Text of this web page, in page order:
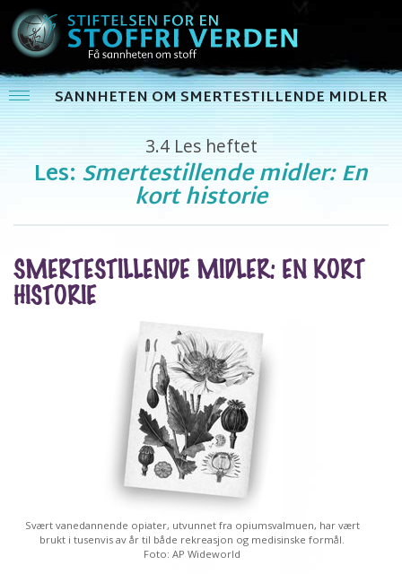
SANNHETEN OM SMERTESTILLENDE MIDLER
3.4Les heftet
Les: Smertestillende midler: En
kort historie
SMERTESTILLENDE MIDLER: EN KORT
HISTORIE
Svært vanedannende opiater, utvunnet fra opiumsvalmuen, har vært
brukt i tusenvis av år til både rekreasjon og medisinske formål.
Foto: AP Wideworld